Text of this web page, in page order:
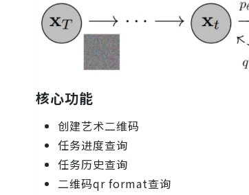
核心功能
创建艺术二维码
任务进度查询
任务历史查询
二维码qr format查询